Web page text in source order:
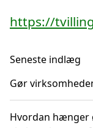
https://
Seneste indlæg
Gør
Hvordan hænger